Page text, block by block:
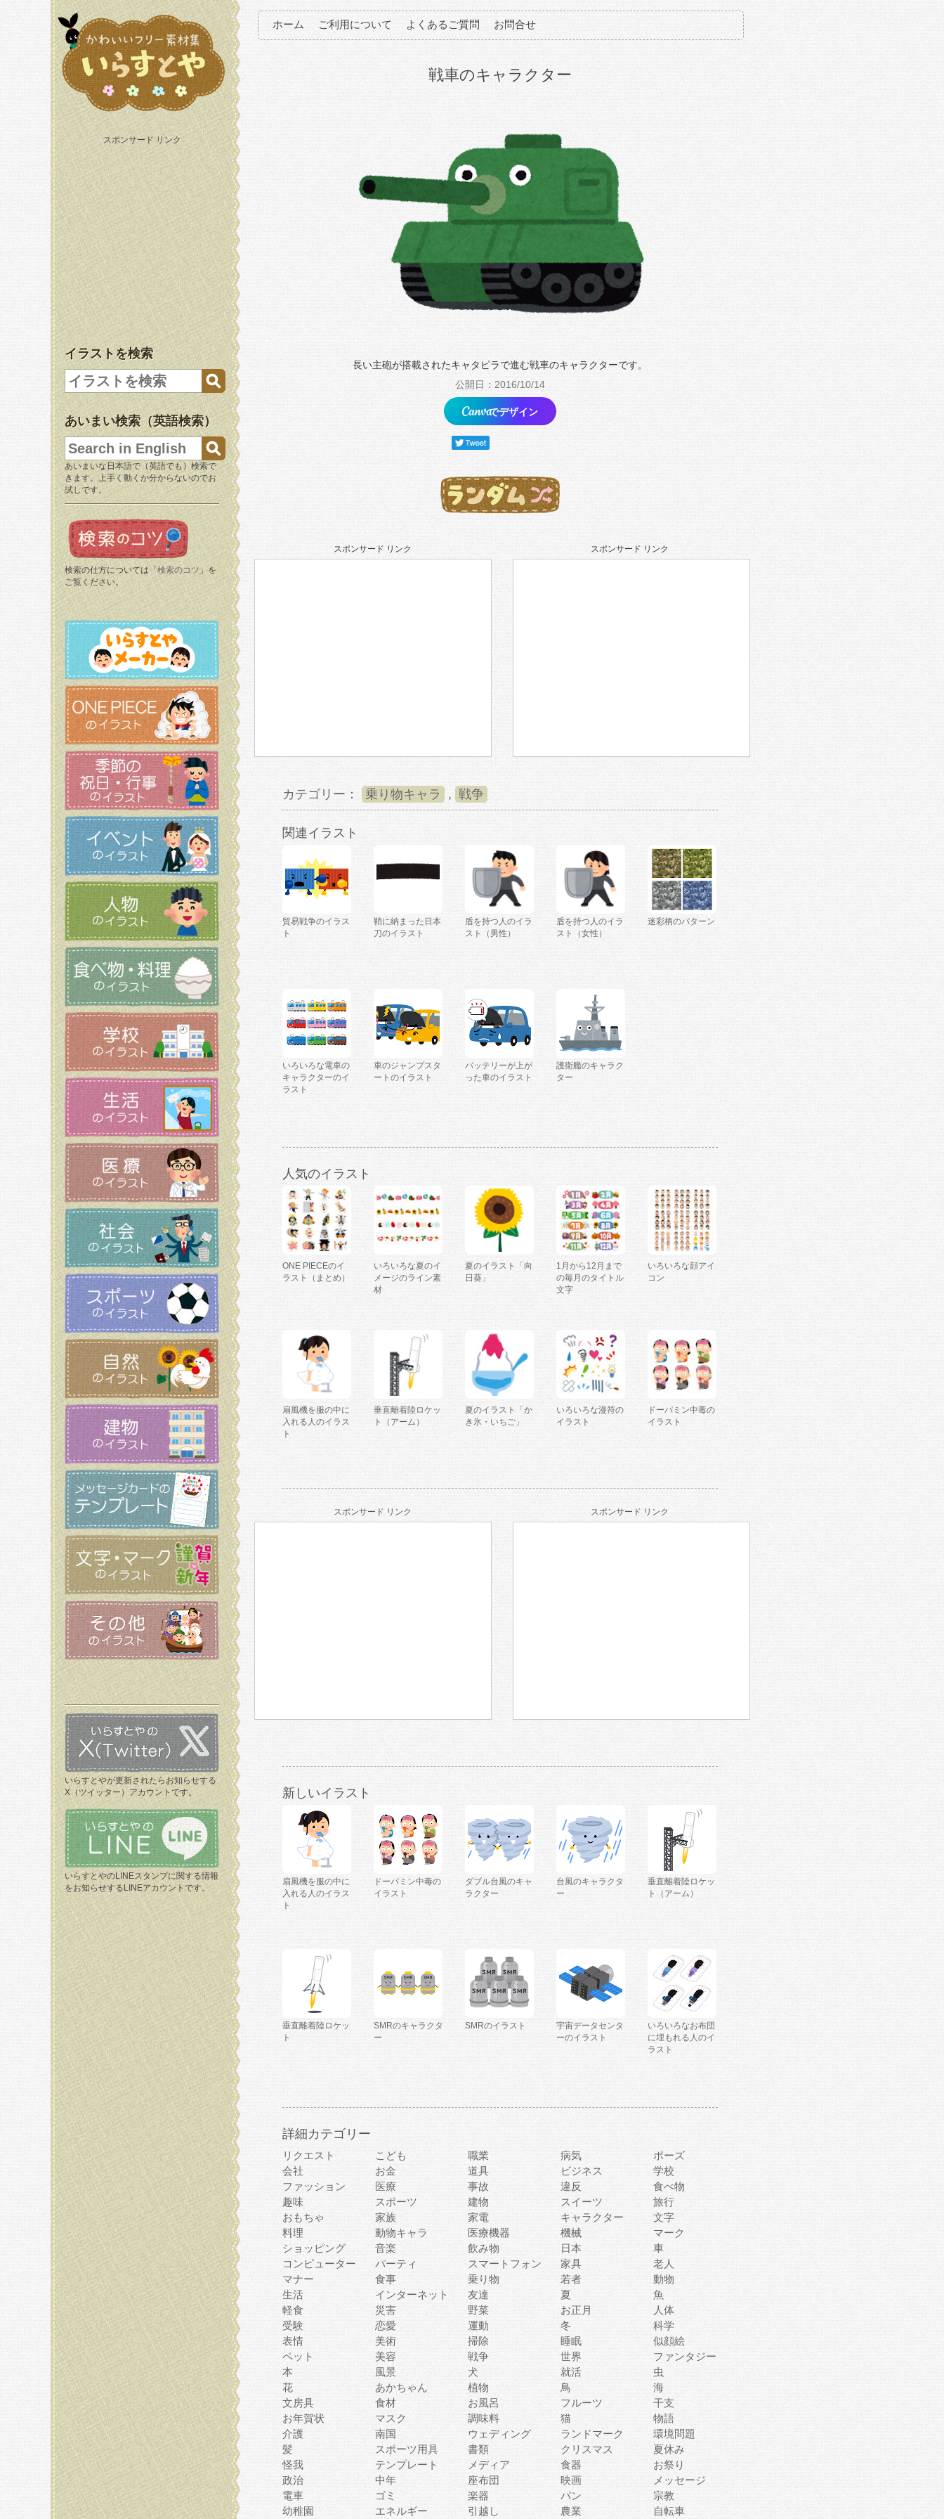
スポンサード リンク
イラストを検索
あいまい検索（英語検索）
あいまいな日本語で（英語でも）検索で
きます。上手く動くか分からないのでお
試しです。
検索の仕方については「 検索のコツ 」を
ご覧ください。
いらすとやが更新されたらお知らせする
X（ツイッター）アカウントです。
いらすとやのLINEスタンプに関する情報
をお知らせするLINEアカウントです。
ホーム ご利用について よくあるご質問 お問合せ
戦車のキャラクター
長い主砲が搭載されたキャタピラで進む戦車のキャラクターです。
公開日：2016/10/14
でデザイン
スポンサード リンク スポンサード リンク
カテゴリー： 乗り物キャラ , 戦争
関連イラスト
貿易戦争のイラス
ト
鞘に納まった日本
刀のイラスト
盾を持つ人のイラ
スト（男性）
盾を持つ人のイラ
スト（女性）
迷彩柄のパターン
いろいろな電車の
キャラクターのイ
ラスト
車のジャンプスタ
ートのイラスト
バッテリーが上が
った車のイラスト
護衛艦のキャラク
ター
人気のイラスト
ONE PIECEのイ
ラスト（まとめ）
いろいろな夏のイ
メージのライン素
材
夏のイラスト「向
日葵」
1月から12月まで
の毎月のタイトル
文字
いろいろな顔アイ
コン
扇風機を服の中に
入れる人のイラス
ト
垂直離着陸ロケッ
ト（アーム）
夏のイラスト「か
き氷・いちご」
いろいろな漫符の
イラスト
ドーパミン中毒の
イラスト
スポンサード リンク スポンサード リンク
新しいイラスト
扇風機を服の中に
入れる人のイラス
ト
ドーパミン中毒の
イラスト
ダブル台風のキャ
ラクター
台風のキャラクタ
ー
垂直離着陸ロケッ
ト（アーム）
垂直離着陸ロケッ
ト
SMRのキャラクタ
ー
SMRのイラスト
宇宙データセンタ
ーのイラスト
いろいろなお布団
に埋もれる人のイ
ラスト
詳細カテゴリー
リクエスト こども 職業 病気
ポーズ
会社
お金 道具 ビジネス
学校
ファッション
医療 事故 違反
食べ物
趣味
スポーツ 建物 スイーツ
旅行
おもちゃ
家族 家電 キャラクター
文字
料理
動物キャラ 医療機器 機械
マーク
ショッピング
音楽 飲み物 日本
車
コンピューター
パーティ スマートフォン 家具
老人
マナー
食事 乗り物 若者
動物
生活
インターネット 友達 夏
魚
軽食
災害 野菜 お正月
人体
受験
恋愛 運動 冬
科学
表情
美術 掃除 睡眠
似顔絵
ペット
美容 戦争 世界
ファンタジー
本
風景 犬 就活
虫
花
あかちゃん 植物 鳥
海
文房具
食材 お風呂 フルーツ
干支
お年賀状
マスク 調味料 猫
物語
介護
南国 ウェディング ランドマーク
環境問題
髪
スポーツ用具 書類 クリスマス
夏休み
怪我
テンプレート メディア 食器
お祭り
政治
中年 座布団 映画
メッセージ
電車
ゴミ 楽器 パン
宗教
幼稚園
エネルギー 引越し 農業 自転車